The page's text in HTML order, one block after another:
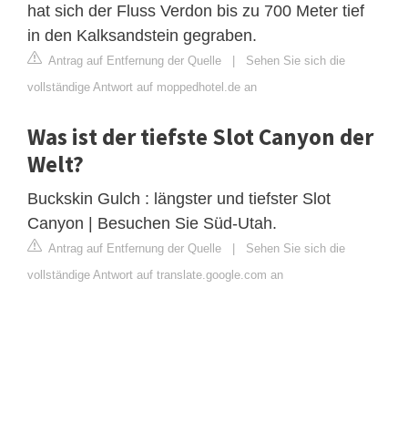
hat sich der Fluss Verdon bis zu 700 Meter tief
in den Kalksandstein gegraben.
Antrag auf Entfernung der Quelle | Sehen Sie sich die
vollständige Antwort auf moppedhotel.de an
Was ist der tiefste Slot Canyon der
Welt?
Buckskin Gulch : längster und tiefster Slot
Canyon | Besuchen Sie Süd-Utah.
Antrag auf Entfernung der Quelle | Sehen Sie sich die
vollständige Antwort auf translate.google.com an